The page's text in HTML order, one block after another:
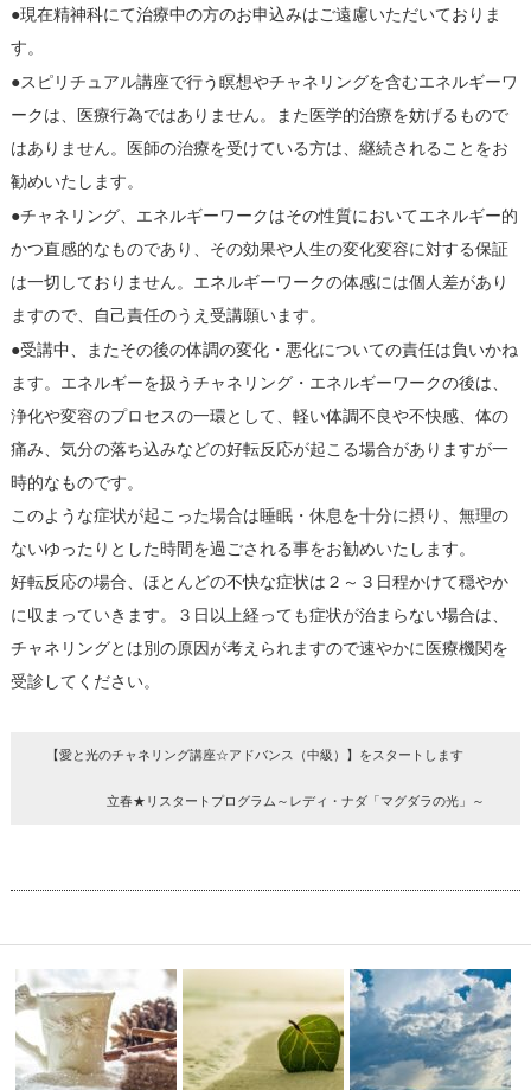
●現在精神科にて治療中の方のお申込みはご遠慮いただいておりま
す。
●スピリチュアル講座で行う瞑想やチャネリングを含むエネルギーワ
ークは、医療行為ではありません。また医学的治療を妨げるもので
はありません。医師の治療を受けている方は、継続されることをお
勧めいたします。
●チャネリング、エネルギーワークはその性質においてエネルギー的
かつ直感的なものであり、その効果や人生の変化変容に対する保証
は一切しておりません。エネルギーワークの体感には個人差があり
ますので、自己責任のうえ受講願います。
●受講中、またその後の体調の変化・悪化についての責任は負いかね
ます。エネルギーを扱うチャネリング・エネルギーワークの後は、
浄化や変容のプロセスの一環として、軽い体調不良や不快感、体の
痛み、気分の落ち込みなどの好転反応が起こる場合がありますが一
時的なものです。
このような症状が起こった場合は睡眠・休息を十分に摂り、無理の
ないゆったりとした時間を過ごされる事をお勧めいたします。
好転反応の場合、ほとんどの不快な症状は２～３日程かけて穏やか
に収まっていきます。３日以上経っても症状が治まらない場合は、
チャネリングとは別の原因が考えられますので速やかに医療機関を
受診してください。
【愛と光のチャネリング講座☆アドバンス（中級）】をスタートします
立春★リスタートプログラム～レディ・ナダ「マグダラの光」～